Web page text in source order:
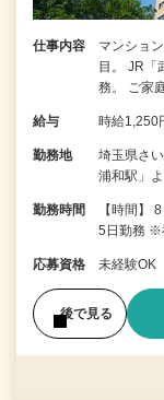
仕事内容
マンショ
目。 JR「
務。 ご家
給与 時給1,250
勤務地
埼玉県さ
浦和駅」
勤務時間
【時間】
5日勤務 ※
応募資格 未経験OK
後で見る